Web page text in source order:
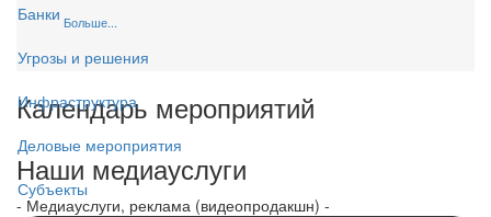
Банки
Угрозы и решения
Инфраструктура
Деловые мероприятия
Субъекты
Больше...
Календарь мероприятий
Наши медиауслуги
- Медиауслуги, реклама (видеопродакшн) -